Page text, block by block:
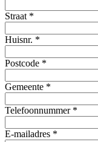
Straat *
Huisnr. *
Postcode *
Gemeente *
Telefoonnummer *
E-mailadres *